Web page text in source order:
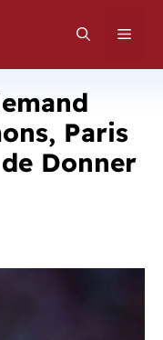
Paris
Donner